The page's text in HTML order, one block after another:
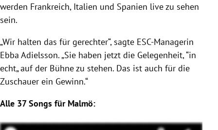
werden Frankreich, Italien und Spanien live zu sehen
sein.
„Wir halten das für gerechter“, sagte ESC-Managerin
Ebba Adielsson. „Sie haben jetzt die Gelegenheit, “in
echt„ auf der Bühne zu stehen. Das ist auch für die
Zuschauer ein Gewinn.“
Alle 37 Songs für Malmö: